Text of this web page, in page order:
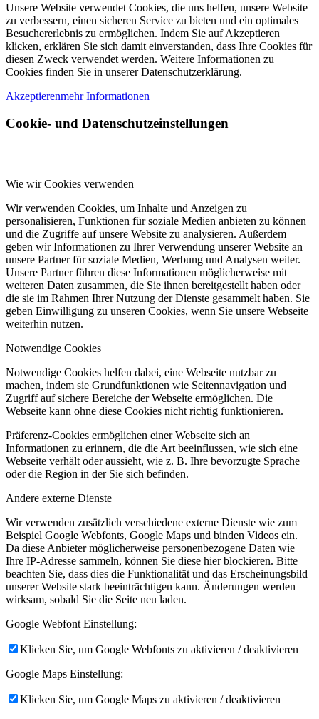
Unsere Website verwendet Cookies, die uns helfen, unsere Website
zu verbessern, einen sicheren Service zu bieten und ein optimales
Besuchererlebnis zu ermöglichen. Indem Sie auf Akzeptieren
klicken, erklären Sie sich damit einverstanden, dass Ihre Cookies für
diesen Zweck verwendet werden. Weitere Informationen zu
Cookies finden Sie in unserer Datenschutzerklärung.
Akzeptierenmehr Informationen
Cookie- und Datenschutzeinstellungen
Wie wir Cookies verwenden
Wir verwenden Cookies, um Inhalte und Anzeigen zu
personalisieren, Funktionen für soziale Medien anbieten zu können
und die Zugriffe auf unsere Website zu analysieren. Außerdem
geben wir Informationen zu Ihrer Verwendung unserer Website an
unsere Partner für soziale Medien, Werbung und Analysen weiter.
Unsere Partner führen diese Informationen möglicherweise mit
weiteren Daten zusammen, die Sie ihnen bereitgestellt haben oder
die sie im Rahmen Ihrer Nutzung der Dienste gesammelt haben. Sie
geben Einwilligung zu unseren Cookies, wenn Sie unsere Webseite
weiterhin nutzen.
Notwendige Cookies
Notwendige Cookies helfen dabei, eine Webseite nutzbar zu
machen, indem sie Grundfunktionen wie Seitennavigation und
Zugriff auf sichere Bereiche der Webseite ermöglichen. Die
Webseite kann ohne diese Cookies nicht richtig funktionieren.
Präferenz-Cookies ermöglichen einer Webseite sich an
Informationen zu erinnern, die die Art beeinflussen, wie sich eine
Webseite verhält oder aussieht, wie z. B. Ihre bevorzugte Sprache
oder die Region in der Sie sich befinden.
Andere externe Dienste
Wir verwenden zusätzlich verschiedene externe Dienste wie zum
Beispiel Google Webfonts, Google Maps und binden Videos ein.
Da diese Anbieter möglicherweise personenbezogene Daten wie
Ihre IP-Adresse sammeln, können Sie diese hier blockieren. Bitte
beachten Sie, dass dies die Funktionalität und das Erscheinungsbild
unserer Website stark beeinträchtigen kann. Änderungen werden
wirksam, sobald Sie die Seite neu laden.
Google Webfont Einstellung:
Klicken Sie, um Google Webfonts zu aktivieren / deaktivieren
Google Maps Einstellung:
Klicken Sie, um Google Maps zu aktivieren / deaktivieren